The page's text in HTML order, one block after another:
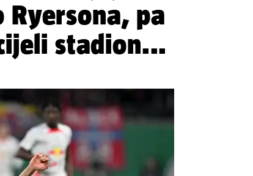
pa
stadion...